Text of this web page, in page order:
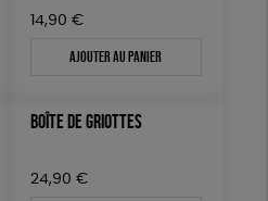
Biologique
14,90 €
Ajouter au panier
BOÎTE DE GRIOTTES
24,90 €